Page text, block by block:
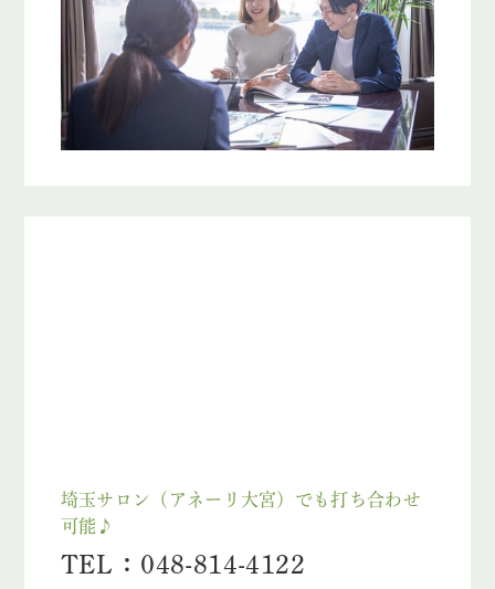
埼玉サロン（アネーリ大宮）でも打ち合わせ
可能♪
TEL：048-814-4122